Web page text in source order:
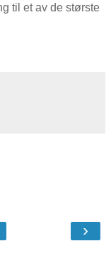
til et av de største
›